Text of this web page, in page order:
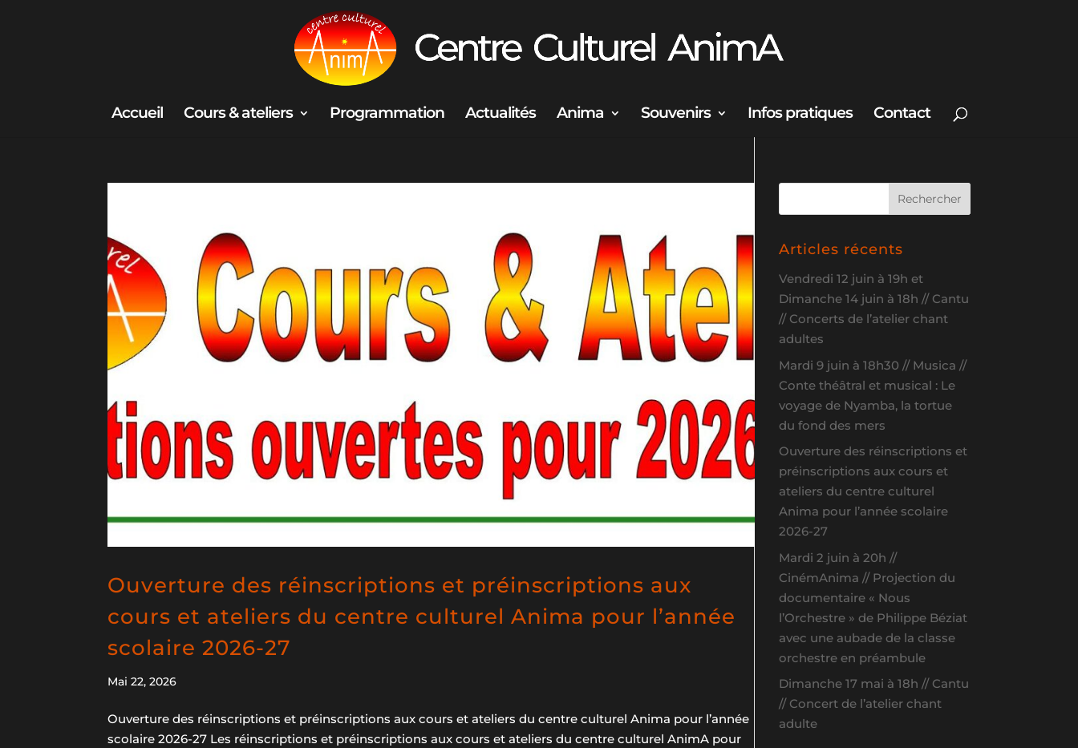
Accueil Cours & ateliers Programmation Actualités Anima Souvenirs Infos pratiques Contact
Ouverture des réinscriptions et préinscriptions aux
cours et ateliers du centre culturel Anima pour l’année
scolaire 2026-27
Mai 22, 2026
Ouverture des réinscriptions et préinscriptions aux cours et ateliers du centre culturel Anima pour l’année
scolaire 2026-27 Les réinscriptions et préinscriptions aux cours et ateliers du centre culturel AnimA pour
Articles récents
Vendredi 12 juin à 19h et
Dimanche 14 juin à 18h // Cantu
// Concerts de l’atelier chant
adultes
Mardi 9 juin à 18h30 // Musica //
Conte théâtral et musical : Le
voyage de Nyamba, la tortue
du fond des mers
Ouverture des réinscriptions et
préinscriptions aux cours et
ateliers du centre culturel
Anima pour l’année scolaire
2026-27
Mardi 2 juin à 20h //
CinémAnima // Projection du
documentaire « Nous
l’Orchestre » de Philippe Béziat
avec une aubade de la classe
orchestre en préambule
Dimanche 17 mai à 18h // Cantu
// Concert de l’atelier chant
adulte